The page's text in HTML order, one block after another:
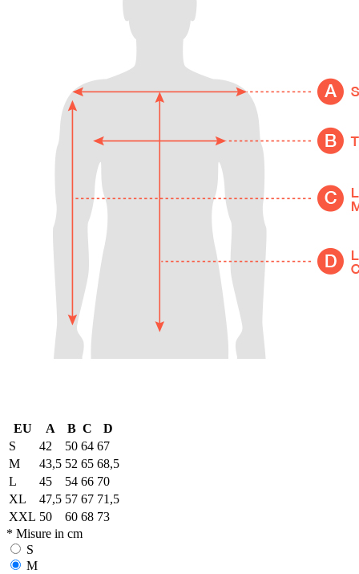
EU A B C
D
S
42 50 64 67
M
43,5 52 65 68,5
L
45 54 66 70
XL
47,5 57 67 71,5
XXL 50 60 68 73
* Misure in cm
S
M